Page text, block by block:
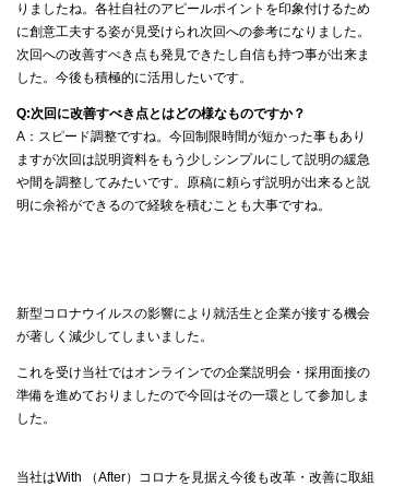
りましたね。各社自社のアピールポイントを印象付けるため
に創意工夫する姿が見受けられ次回への参考になりました。
次回への改善すべき点も発見できたし自信も持つ事が出来ま
した。今後も積極的に活用したいです。
Q:次回に改善すべき点とはどの様なものですか？
A：スピード調整ですね。今回制限時間が短かった事もあり
ますが次回は説明資料をもう少しシンプルにして説明の緩急
や間を調整してみたいです。原稿に頼らず説明が出来ると説
明に余裕ができるので経験を積むことも大事ですね。
新型コロナウイルスの影響により就活生と企業が接する機会
が著しく減少してしまいました。
これを受け当社ではオンラインでの企業説明会・採用面接の
準備を進めておりましたので今回はその一環として参加しま
した。
当社はWith （After）コロナを見据え今後も改革・改善に取組